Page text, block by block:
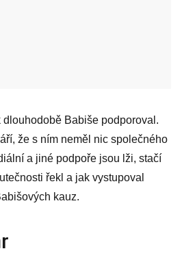
Babiše podporoval.
že s ním neměl nic společného
a jiné podpoře jsou lži, stačí
řekl a jak vystupoval
kauz.